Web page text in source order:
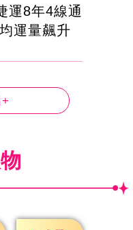
運8年4線通
運量飆升